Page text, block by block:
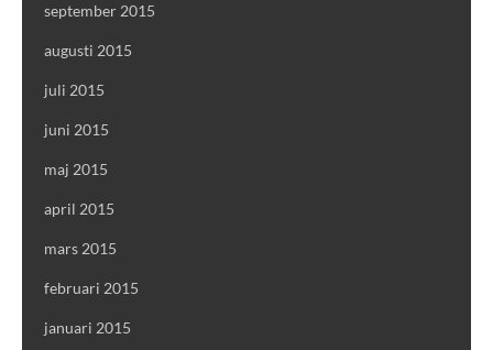
september 2015
augusti 2015
juli 2015
juni 2015
maj 2015
april 2015
mars 2015
februari 2015
januari 2015